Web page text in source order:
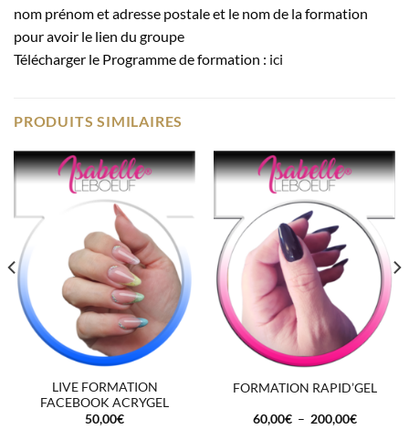
nom prénom et adresse postale et le nom de la formation
pour avoir le lien du groupe
Télécharger le Programme de formation : ici
PRODUITS SIMILAIRES
LIVE FORMATION
FACEBOOK ACRYGEL
50,00€
FORMATION RAPID’GEL
60,00€ – 200,00€Plage